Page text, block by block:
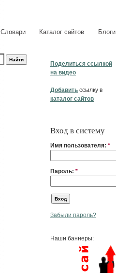
Словари Каталог сайтов Блоги
Поделиться ссылкой
на видео
Добавить ссылку в
каталог сайтов
Вход в систему
Имя пользователя: *
Пароль: *
Забыли пароль?
Наши баннеры: